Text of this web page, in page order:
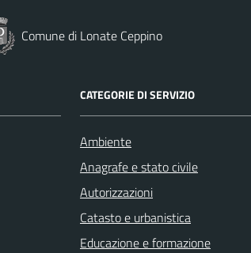
Comune di Lonate Ceppino
CATEGORIE DI SERVIZIO
Ambiente
Anagrafe e stato civile
Autorizzazioni
Catasto e urbanistica
Educazione e formazione